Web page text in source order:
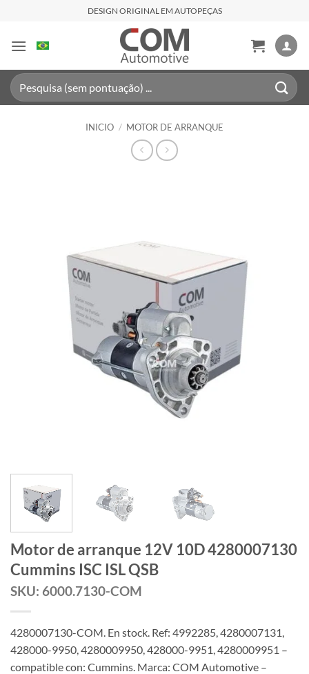
contenido
DESIGN ORIGINAL EM AUTOPEÇAS
Buscar
por:
INICIO / MOTOR DE ARRANQUE
Motor de arranque 12V 10D 4280007130
Cummins ISC ISL QSB
SKU: 6000.7130-COM
4280007130-COM. En stock. Ref: 4992285, 4280007131,
428000-9950, 4280009950, 428000-9951, 4280009951 –
compatible con: Cummins. Marca: COM Automotive –